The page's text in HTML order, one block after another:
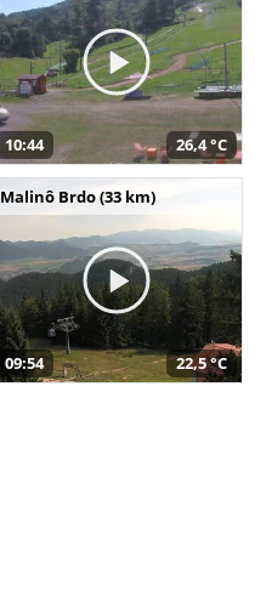
10:44 26,4 °C
Malinô Brdo (33 km)
09:54 22,5 °C